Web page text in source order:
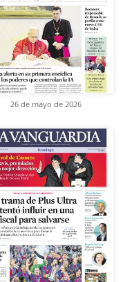
26 de mayo de 2026